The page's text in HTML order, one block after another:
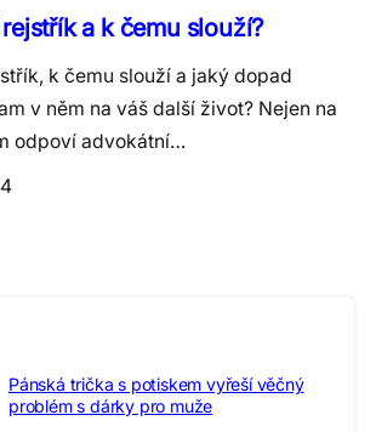
a k čemu slouží?
k čemu slouží a jaký dopad
v něm na váš další život? Nejen na
odpoví advokátní…
Pánská trička s potiskem vyřeší věčný
problém s dárky pro muže